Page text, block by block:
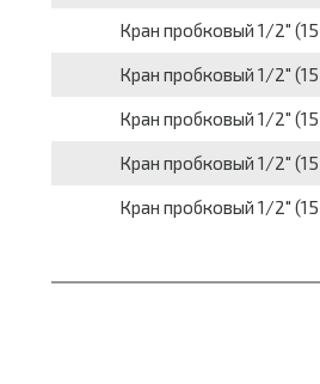
Кран пробковый 1/2" (15
Кран пробковый 1/2"
Кран пробковый 1/2"
Кран пробковый 1/2"
Кран пробковый 1/2"